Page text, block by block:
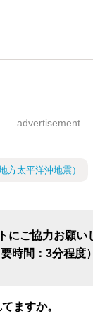
advertisement
方太平洋沖地震）
にご協力お願い
要時間：3分程度）
ますか。